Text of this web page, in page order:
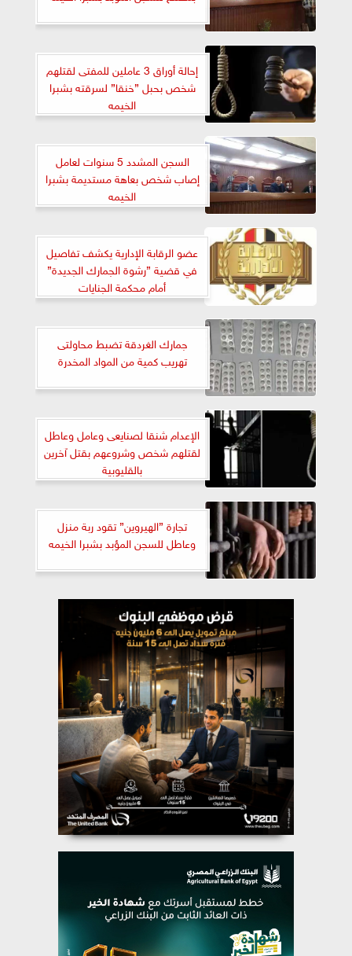
إحالة أوراق 3 عاملين للمفتى لقتلهم
شخص بحبل ”خنقا” لسرقته بشبرا
الخيمه
السجن المشدد 5 سنوات لعامل
إصاب شخص بعاهة مستديمة بشبرا
الخيمه
عضو الرقابة الإدارية يكشف تفاصيل
في قضية ”رشوة الجمارك الجديدة”
أمام محكمة الجنايات
جمارك الغردقة تضبط محاولتى
تهريب كمية من المواد المخدرة
الإعدام شنقا لصنايعى وعامل وعاطل
لقتلهم شخص وشروعهم بقتل آخرين
بالقليوبية
تجارة ”الهيروين” تقود ربة منزل
وعاطل للسجن المؤبد بشبرا الخيمه